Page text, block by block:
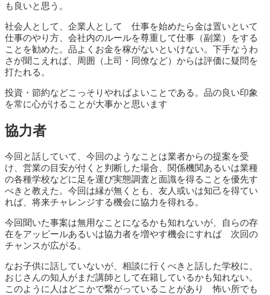
も良いと思う。
社会人として、企業人として 仕事を始めたら金は置いといて
仕事のやり方、会社内のルールを尊重して仕事（副業）をする
ことを勧めた。品よくお金を稼がないといけない。下手なうわ
さが聞こえれば、周囲（上司・同僚など）からは評価に疑問を
打たれる。
投資・節約などこっそりやればよいことである。品の良い印象
を常に心がけることが大事かと思います
協力者
今回と話していて、今回のようなことは業者からの提案を受
け、営業の目安が付くと判断した場合、関係機関あるいは業種
の各種学校などに足を運び実態調査と面識を得ることを優先す
べきと教えた。今回は縁が無くとも、友人或いは知己を得てい
れば、将来チャレンジする機会に協力を得れる。
今回聞いた事案は無用なことになるかも知れないが、自らの存
在をアッピールあるいは協力者を増やす機会にすれば 次回の
チャンスが広がる。
なお子供に話していないが、相談に行くべきと話した学校に、
おじさんの知人がまだ講師として在籍しているかも知れない。
このように人はどこかで繋がっていることがあり 怖い所でも